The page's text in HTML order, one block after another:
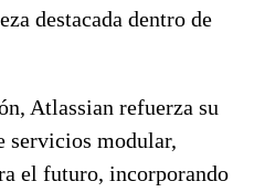
destacada dentro de
Atlassian refuerza su
servicios modular,
el futuro, incorporando